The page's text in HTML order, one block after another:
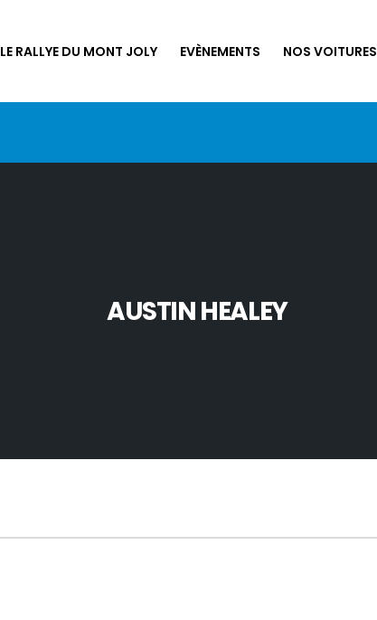
LE RALLYE DU MONT JOLY EVÈNEMENTS NOS VOITURES
AUSTIN HEALEY